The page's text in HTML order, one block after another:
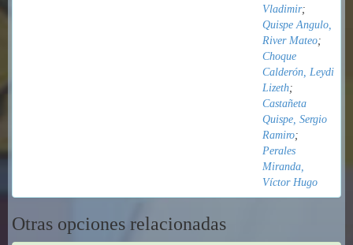
Vladimir;
Quispe Angulo,
River Mateo;
Choque
Calderón, Leydi
Lizeth;
Castañeta
Quispe, Sergio
Ramiro;
Perales
Miranda,
Víctor Hugo
Otras opciones relacionadas